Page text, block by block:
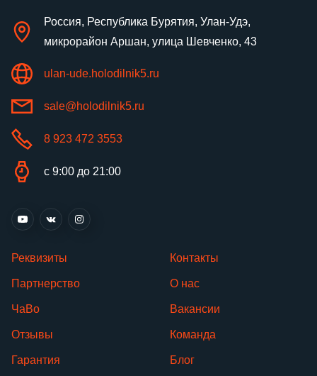
Россия, Республика Бурятия, Улан-Удэ,
микрорайон Аршан, улица Шевченко, 43
ulan-ude.holodilnik5.ru
sale@holodilnik5.ru
8 923 472 3553
с 9:00 до 21:00
Реквизиты
Партнерство
ЧаВо
Отзывы
Гарантия
Контакты
О нас
Вакансии
Команда
Блог